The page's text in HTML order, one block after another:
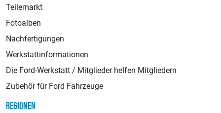
Teilemarkt
Fotoalben
Nachfertigungen
Werkstattinformationen
Die Ford-Werkstatt / Mitglieder helfen Mitgliedern
Zubehör für Ford Fahrzeuge
REGIONEN